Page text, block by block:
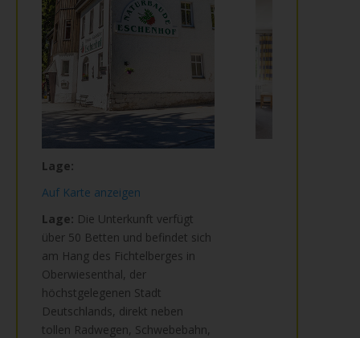
Lage:
Auf Karte anzeigen
Lage: Die Unterkunft verfügt
über 50 Betten und befindet sich
am Hang des Fichtelberges in
Oberwiesenthal, der
höchstgelegenen Stadt
Deutschlands, direkt neben
tollen Radwegen, Schwebebahn,